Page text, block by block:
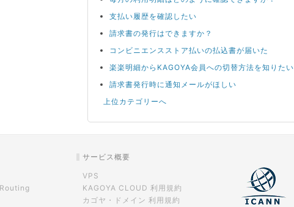
支払い履歴を確認したい
請求書の発行はできますか？
コンビニエンスストア払いの払込書が届いた
楽楽明細からKAGOYA会員への切替方法を知りたい
請求書発行時に通知メールがほしい
上位カテゴリーへ
サービス概要
VPS
KAGOYA CLOUD 利用規約
カゴヤ・ドメイン 利用規約